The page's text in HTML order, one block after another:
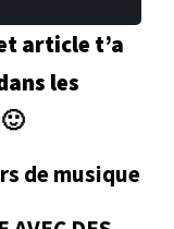
article t’a
les
🙂
de musique